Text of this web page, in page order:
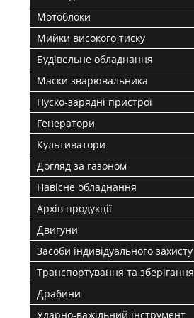
Мотоблоки
Мийки високого тиску
Будівельне обладнання
Маски зварювальника
Пуско-зарядні пристрої
Генератори
Культиватори
Догляд за газоном
Навісне обладнання
Архів продукції
Двигуни
Засоби індивідуального захисту
Транспортування та зберігання
Драбини
Ударно-важільний інструмент